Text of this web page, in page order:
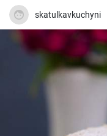
skatulkavkuchyni